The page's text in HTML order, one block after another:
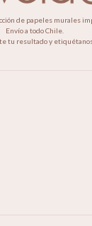
de papeles murales
Envío a todo Chile.
tu resultado y